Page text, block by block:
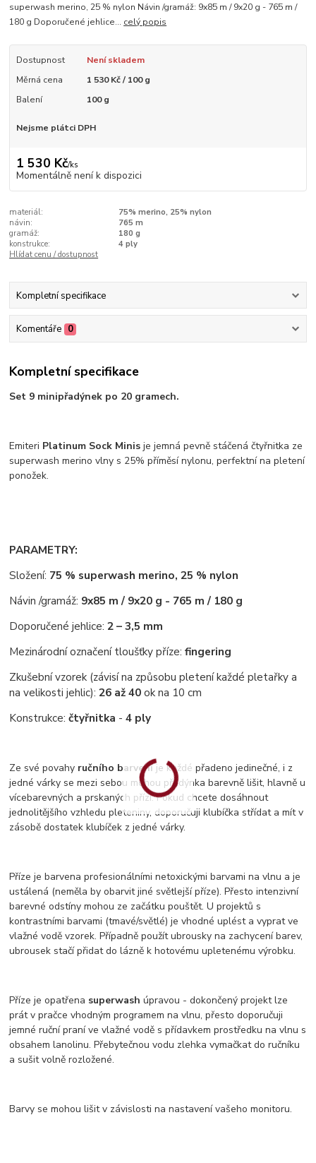
superwash merino, 25 % nylon Návin /gramáž: 9x85 m / 9x20 g - 765 m /
180 g Doporučené jehlice... celý popis
Dostupnost
Není skladem
Měrná cena
1 530 Kč / 100 g
Balení
100 g
Nejsme plátci DPH
1 530 Kč/ks
Momentálně není k dispozici
materiál:
75% merino, 25% nylon
návin:
765 m
gramáž:
180 g
konstrukce:
4 ply
Hlídat cenu / dostupnost
Kompletní specifikace
Komentáře 0
Kompletní specifikace
Set 9 minipřadýnek po 20 gramech.
Emiteri Platinum Sock Minisje jemná pevně stáčená čtyřnitka ze
superwash merino vlny s 25% příměsí nylonu, perfektní na pletení
ponožek.
PARAMETRY:
Složení: 75 % superwash merino, 25 % nylon
Návin /gramáž: 9x85 m / 9x20 g - 765 m / 180 g
Doporučené jehlice:2 – 3,5 mm
Mezinárodní označení tloušťky příze:fingering
Zkušební vzorek (závisí na způsobu pletení každé pletařky a
na velikosti jehlic):26 až 40ok na 10 cm
Konstrukce:čtyřnitka -4 ply
Ze své povahy ručního barveníje každé přadeno jedinečné, i z
jedné várky se mezi sebou mohou přadýnka barevně lišit, hlavně u
vícebarevných a prskaných přízí. Pokud chcete dosáhnout
jednolitějšího vzhledu pleteniny, doporučuji klubíčka střídat a mít v
zásobě dostatek klubíček z jedné várky.
Příze je barvena profesionálními netoxickými barvami na vlnu a je
ustálená (neměla by obarvit jiné světlejší příze). Přesto intenzivní
barevné odstíny mohou ze začátku pouštět. U projektů s
kontrastními barvami (tmavé/světlé) je vhodné uplést a vyprat ve
vlažné vodě vzorek. Případně použít ubrousky na zachycení barev,
ubrousek stačí přidat do lázně k hotovému upletenému výrobku.
Příze je opatřena superwash úpravou - dokončený projekt lze
prát v pračce vhodným programem na vlnu, přesto doporučuji
jemné ruční praní ve vlažné vodě s přídavkem prostředku na vlnu s
obsahem lanolinu. Přebytečnou vodu zlehka vymačkat do ručníku
a sušit volně rozložené.
Barvy se mohou lišit v závislosti na nastavení vašeho monitoru.